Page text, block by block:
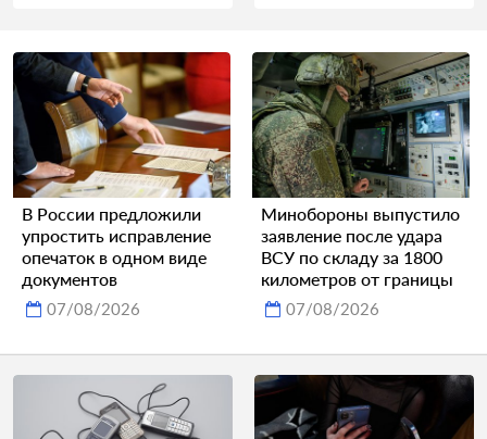
В России предложили
упростить исправление
опечаток в одном виде
документов
07/08/2026
Минобороны выпустило
заявление после удара
ВСУ по складу за 1800
километров от границы
07/08/2026